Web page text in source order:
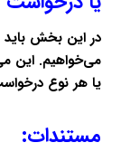
در این بخش
می‌خواهیم. این
یا هر نوع
مستندات: